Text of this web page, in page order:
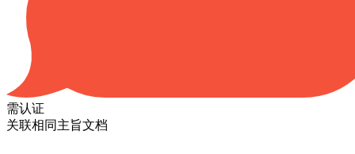
需认证
关联相同主旨文档